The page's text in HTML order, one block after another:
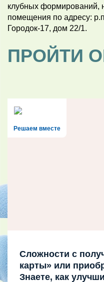
клубных формирований,
помещения по адресу:
Городок-17, дом 22/1.
ПРОЙТИ
Решаем вместе
Сложности с
карты» или
Знаете, как